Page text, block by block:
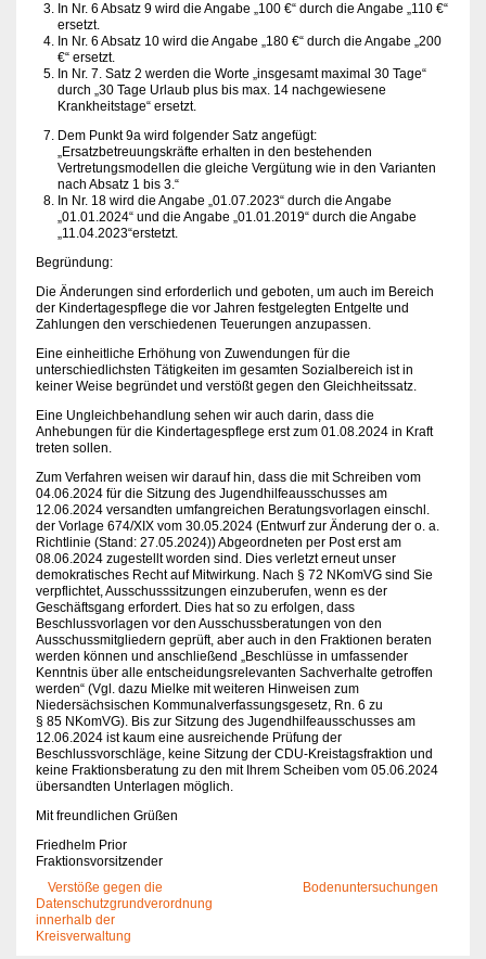
In Nr. 6 Absatz 9 wird die Angabe „100 €“ durch die Angabe „110 €“
ersetzt.
In Nr. 6 Absatz 10 wird die Angabe „180 €“ durch die Angabe „200
€“ ersetzt.
In Nr. 7. Satz 2 werden die Worte „insgesamt maximal 30 Tage“
durch „30 Tage Urlaub plus bis max. 14 nachgewiesene
Krankheitstage“ ersetzt.
Dem Punkt 9a wird folgender Satz angefügt:
„Ersatzbetreuungskräfte erhalten in den bestehenden
Vertretungsmodellen die gleiche Vergütung wie in den Varianten
nach Absatz 1 bis 3.“
In Nr. 18 wird die Angabe „01.07.2023“ durch die Angabe
„01.01.2024“ und die Angabe „01.01.2019“ durch die Angabe
„11.04.2023“erstetzt.
Begründung:
Die Änderungen sind erforderlich und geboten, um auch im Bereich
der Kindertagespflege die vor Jahren festgelegten Entgelte und
Zahlungen den verschiedenen Teuerungen anzupassen.
Eine einheitliche Erhöhung von Zuwendungen für die
unterschiedlichsten Tätigkeiten im gesamten Sozialbereich ist in
keiner Weise begründet und verstößt gegen den Gleichheitssatz.
Eine Ungleichbehandlung sehen wir auch darin, dass die
Anhebungen für die Kindertagespflege erst zum 01.08.2024 in Kraft
treten sollen.
Zum Verfahren weisen wir darauf hin, dass die mit Schreiben vom
04.06.2024 für die Sitzung des Jugendhilfeausschusses am
12.06.2024 versandten umfangreichen Beratungsvorlagen einschl.
der Vorlage 674/XIX vom 30.05.2024 (Entwurf zur Änderung der o. a.
Richtlinie (Stand: 27.05.2024)) Abgeordneten per Post erst am
08.06.2024 zugestellt worden sind. Dies verletzt erneut unser
demokratisches Recht auf Mitwirkung. Nach § 72 NKomVG sind Sie
verpflichtet, Ausschusssitzungen einzuberufen, wenn es der
Geschäftsgang erfordert. Dies hat so zu erfolgen, dass
Beschlussvorlagen vor den Ausschussberatungen von den
Ausschussmitgliedern geprüft, aber auch in den Fraktionen beraten
werden können und anschließend „Beschlüsse in umfassender
Kenntnis über alle entscheidungsrelevanten Sachverhalte getroffen
werden“ (Vgl. dazu Mielke mit weiteren Hinweisen zum
Niedersächsischen Kommunalverfassungsgesetz, Rn. 6 zu
§ 85 NKomVG). Bis zur Sitzung des Jugendhilfeausschusses am
12.06.2024 ist kaum eine ausreichende Prüfung der
Beschlussvorschläge, keine Sitzung der CDU-Kreistagsfraktion und
keine Fraktionsberatung zu den mit Ihrem Scheiben vom 05.06.2024
übersandten Unterlagen möglich.
Mit freundlichen Grüßen
Friedhelm Prior
Fraktionsvorsitzender
Verstöße gegen die
Datenschutzgrundverordnung
innerhalb der
Kreisverwaltung
Bodenuntersuchungen